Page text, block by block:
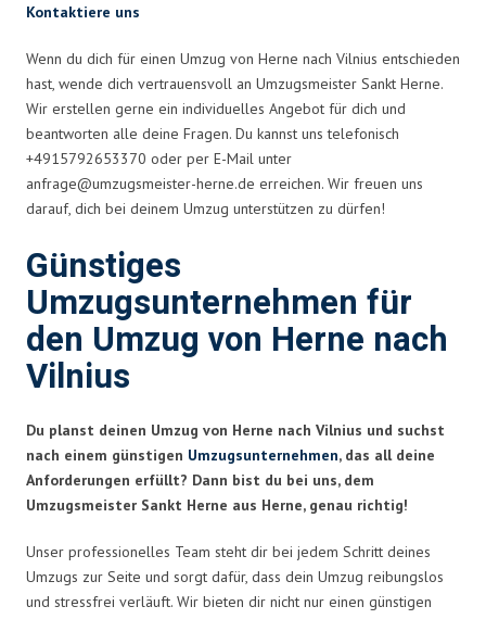
Kontaktiere uns
Wenn du dich für einen Umzug von Herne nach Vilnius entschieden
hast, wende dich vertrauensvoll an Umzugsmeister Sankt Herne.
Wir erstellen gerne ein individuelles Angebot für dich und
beantworten alle deine Fragen. Du kannst uns telefonisch
+4915792653370 oder per E-Mail unter
anfrage@umzugsmeister-herne.de erreichen. Wir freuen uns
darauf, dich bei deinem Umzug unterstützen zu dürfen!
Günstiges
Umzugsunternehmen für
den Umzug von Herne nach
Vilnius
Du planst deinen Umzug von Herne nach Vilnius und suchst
nach einem günstigen Umzugsunternehmen, das all deine
Anforderungen erfüllt? Dann bist du bei uns, dem
Umzugsmeister Sankt Herne aus Herne, genau richtig!
Unser professionelles Team steht dir bei jedem Schritt deines
Umzugs zur Seite und sorgt dafür, dass dein Umzug reibungslos
und stressfrei verläuft. Wir bieten dir nicht nur einen günstigen